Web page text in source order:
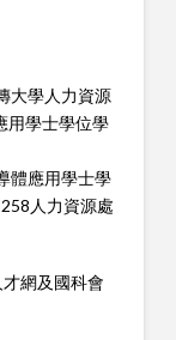
大學人力資源
用學士學位學
體應用學士學
人力資源處
網及國科會